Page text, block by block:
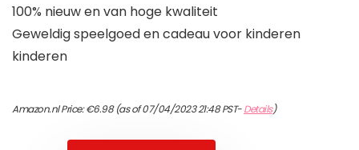
100% nieuw en van hoge kwaliteit
Geweldig speelgoed en cadeau voor kinderen
kinderen
Amazon.nl Price:€6.98(as of 07/04/2023 21:48 PST-Details)